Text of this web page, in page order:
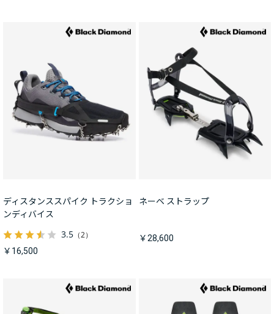
ディスタンススパイク トラクショ
ンディバイス
3.5 （2）
￥16,500
ネーベ ストラップ
￥28,600